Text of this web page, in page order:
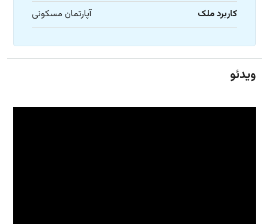
کاربرد ملک
آپارتمان مسکونی
ویدئو